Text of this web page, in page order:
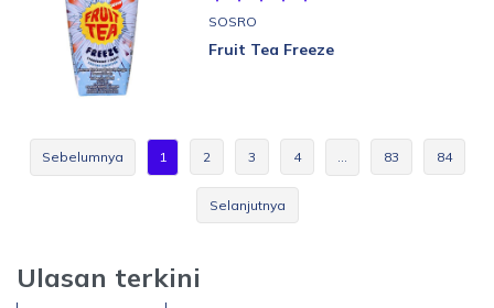
SOSRO
Fruit Tea Freeze
Sebelumnya 1 2 3 4 … 83 84
Selanjutnya
Ulasan terkini